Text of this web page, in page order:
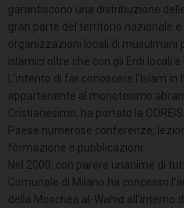
garantiscono una distribuzione
gran parte del territorio nazionale
organizzazioni locali di musulmani
islamici oltre che con gli Enti locali
L’intento di far conoscere l’Islam
appartenente al monoteismo
Cristianesimo, ha portato la
Paese numerose conferenze,
formazione e pubblicazioni.
Nel 2000, con parere unanime di
Comunale di Milano ha concesso
della Moschea al-Wahid all’interno